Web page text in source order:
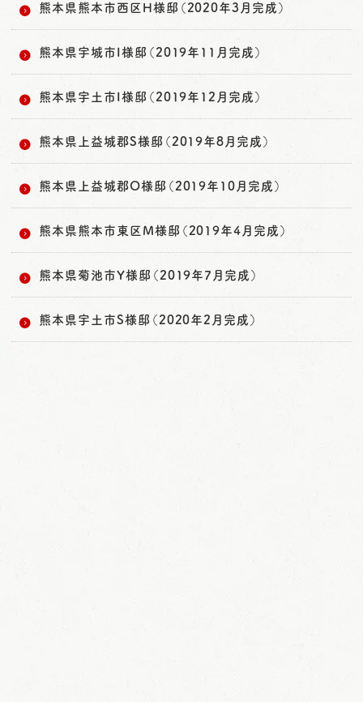
熊本県熊本市西区H様邸（2020年3月完成）
熊本県宇城市I様邸（2019年11月完成）
熊本県宇土市I様邸（2019年12月完成）
熊本県上益城郡S様邸（2019年8月完成）
熊本県上益城郡O様邸（2019年10月完成）
熊本県熊本市東区M様邸（2019年4月完成）
熊本県菊池市Y様邸（2019年7月完成）
熊本県宇土市S様邸（2020年2月完成）